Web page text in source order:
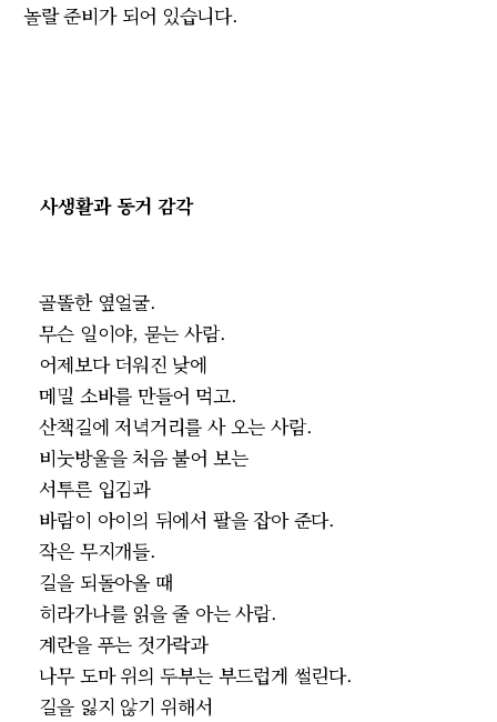
놀랄 준비가 되어 있습니다.
사생활과 동거 감각
골똘한 옆얼굴.
무슨 일이야, 묻는 사람.
어제보다 더워진 낮에
메밀 소바를 만들어 먹고.
산책길에 저녁거리를 사 오는 사람.
비눗방울을 처음 불어 보는
서투른 입김과
바람이 아이의 뒤에서 팔을 잡아 준다.
작은 무지개들.
길을 되돌아올 때
히라가나를 읽을 줄 아는 사람.
계란을 푸는 젓가락과
나무 도마 위의 두부는 부드럽게 썰린다.
길을 잃지 않기 위해서